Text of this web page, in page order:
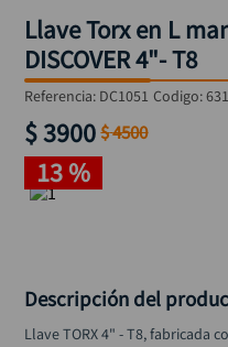
Llave Torx en L
DISCOVER 4"- T8
Referencia: DC1051 Codigo:
$3900 $4500
13 %
Descripción del
Llave TORX 4" - T8, fabricada
taladros pulidoras
compresor
broca
sierra circular
hidrolavadora
taladro inalámbrico
llave impacto